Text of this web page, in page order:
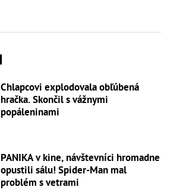
Chlapcovi explodovala obľúbená
hračka. Skončil s vážnymi
popáleninami
PANIKA v kine, návštevníci hromadne
opustili sálu! Spider-Man mal
problém s vetrami